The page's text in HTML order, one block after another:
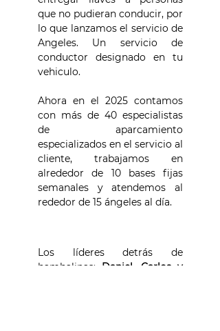
que no pudieran conducir, por
lo que lanzamos el servicio de
Angeles. Un servicio de
conductor designado en tu
vehiculo.
Ahora en el 2025 contamos
con más de 40 especialistas
de aparcamiento
especializados en el servicio al
cliente, trabajamos en
alrededor de 10 bases fijas
semanales y atendemos al
rededor de 15 ángeles al día.
Los líderes detrás de
bambalinas: Daniel, Carlos y